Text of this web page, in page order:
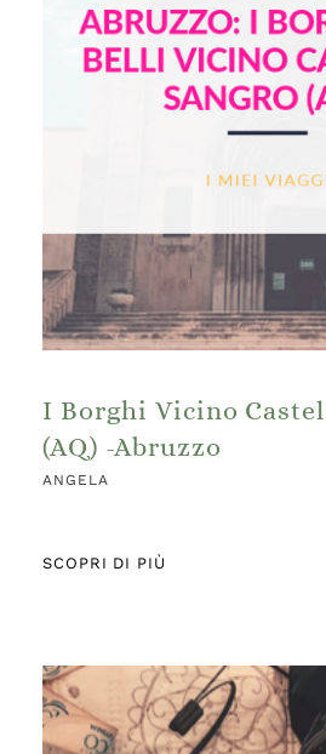
I Borghi Vicino
(AQ) -Abruzzo
ANGELA
SCOPRI DI PIÙ